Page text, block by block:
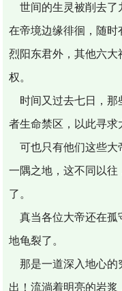
世间的生灵被削去了
在帝境边缘徘徊，随
烈阳东君外，其他六
权。
时间又过去七日，那
者生命禁区，以此寻求
可也只有他们这些大
一隅之地，这不同以
了。
真当各位大帝还在孤
地龟裂了。
那是一道深入地心的
出！流淌着明亮的岩浆